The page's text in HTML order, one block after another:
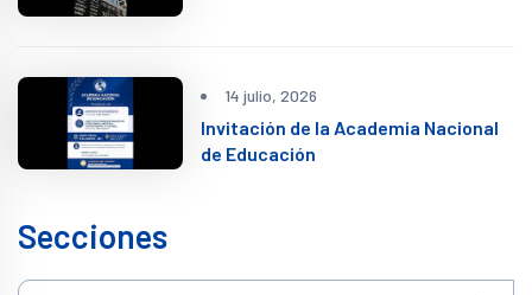
14 julio, 2026
Invitación de la Academia Nacional
de Educación
Secciones